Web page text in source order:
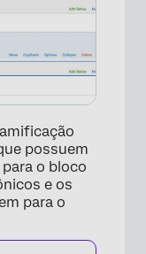
possuem
o bloco
e os
para o